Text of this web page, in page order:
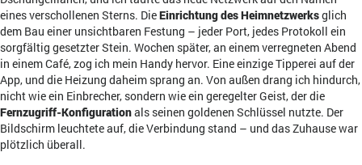
eines verschollenen Sterns. DieEinrichtung des Heimnetzwerksglich
dem Bau einer unsichtbaren Festung – jeder Port, jedes Protokoll ein
sorgfältig gesetzter Stein. Wochen später, an einem verregneten Abend
in einem Café, zog ich mein Handy hervor. Eine einzige Tipperei auf der
App, und die Heizung daheim sprang an. Von außen drang ich hindurch,
nicht wie ein Einbrecher, sondern wie ein geregelter Geist, der die
Fernzugriff-Konfigurationals seinen goldenen Schlüssel nutzte. Der
Bildschirm leuchtete auf, die Verbindung stand – und das Zuhause war
plötzlich überall.